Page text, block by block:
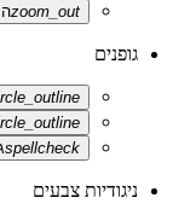
zoom_out
גופנים
spellcheck
ניגודיות צבעים